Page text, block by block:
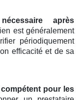
après
est généralement
périodiquement
efficacité et de sa
pour les